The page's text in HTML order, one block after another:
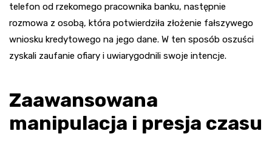
telefon od rzekomego pracownika banku, następnie
rozmowa z osobą, która potwierdziła złożenie fałszywego
wniosku kredytowego na jego dane. W ten sposób oszuści
zyskali zaufanie ofiary i uwiarygodnili swoje intencje.
Zaawansowana
manipulacja i presja czasu